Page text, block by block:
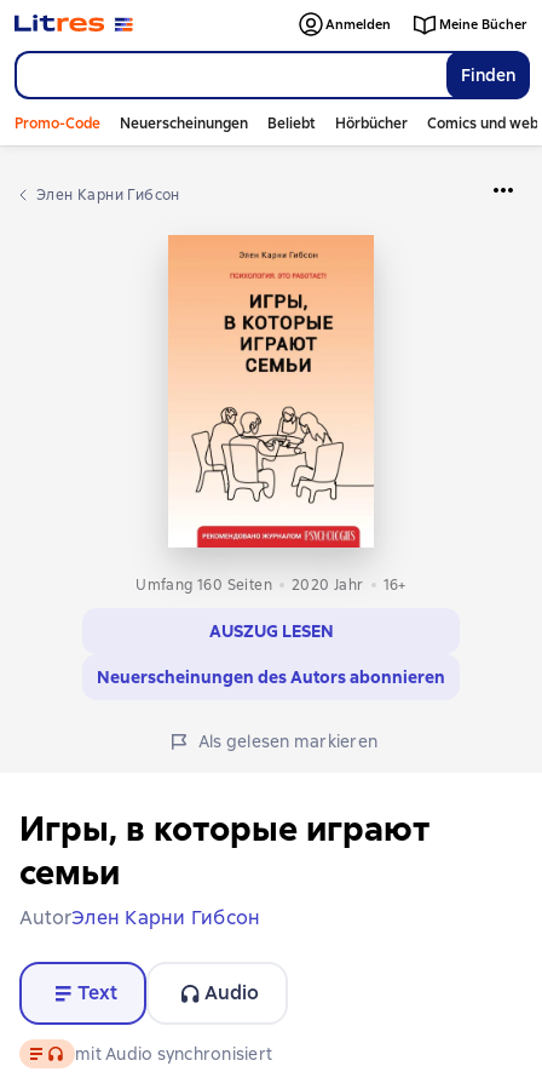
Finden
Anmelden Meine Bücher
Promo-Code Neuerscheinungen Beliebt Hörbücher Comics und
Элен Карни Гибсон
Umfang 160 Seiten 2020 Jahr 16+
AUSZUG LESEN
Neuerscheinungen des Autors abonnieren
Als gelesen markieren
Игры, в которые играют
семьи
AutorЭлен Карни Гибсон
Text Audio
Text, Audioformat verfügbar
mit Audio synchronisiert